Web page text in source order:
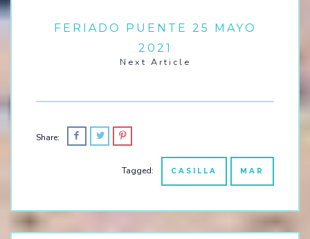
FERIADO PUENTE 25 MAYO
2021
Next Article
Share:
Tagged: CASILLA MAR